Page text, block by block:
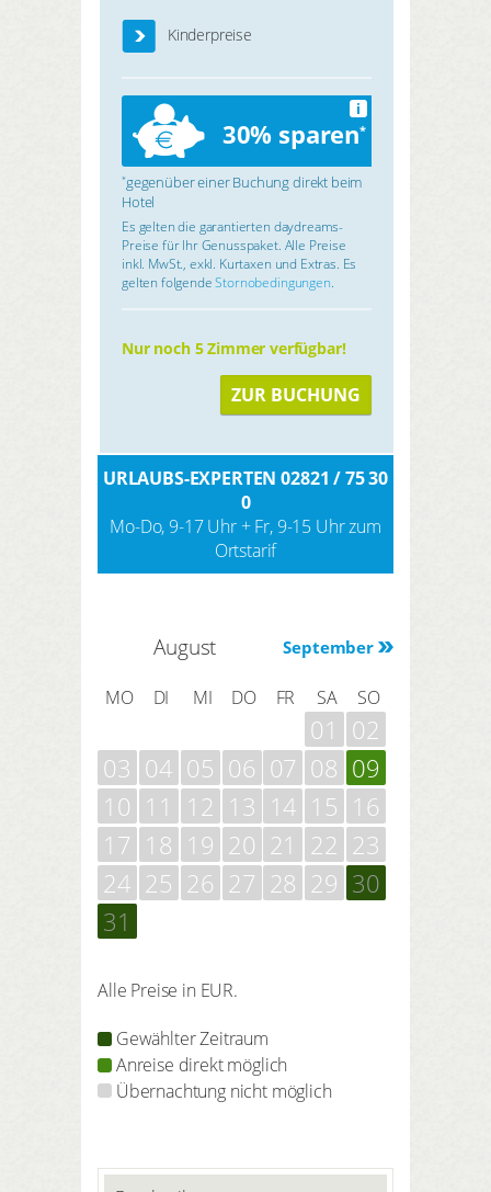
Kinderpreise
30% sparen*
i
*gegenüber einer Buchung direkt beim
Hotel
Es gelten die garantierten daydreams-
Preise für Ihr Genusspaket. Alle Preise
inkl. MwSt., exkl. Kurtaxen und Extras. Es
gelten folgendeStornobedingungen.
Nur noch 5 Zimmer verfügbar!
ZUR BUCHUNG
URLAUBS-EXPERTEN 02821 / 75 30
0
Mo-Do, 9-17 Uhr + Fr, 9-15 Uhr zum
Ortstarif
September
August
MO DI MI DO FR SA SO
01
02
03 04 05 06 07 08 09
10 11 12 13 14 15 16
17 18 19 20 21 22 23
24 25 26 27 28 29 30
31
Alle Preise in EUR.
Gewählter Zeitraum
Anreise direkt möglich
Übernachtung nicht möglich